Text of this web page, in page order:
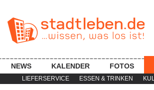
LIEFERSERVICE ESSEN & TRINKEN
NEWS KALENDER FOTOS